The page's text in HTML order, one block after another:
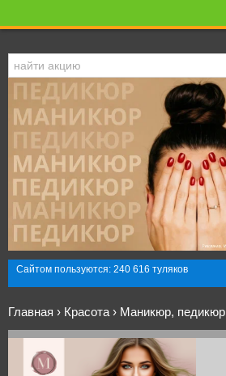
Сайтом пользуются: 240 616 туляков
Главная › Красота › Маникюр, педикюр